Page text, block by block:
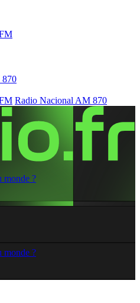
870
Radio Nacional AM 870
monde ?
monde ?